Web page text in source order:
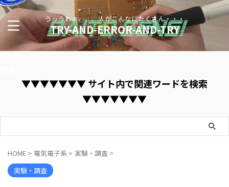
うッうわぁ、、、人がこんなにたくさん・・・
TRY-AND-ERROR-AND-TRY
▼▼▼▼▼▼▼ サイト内で関連ワードを検索
▼▼▼▼▼▼▼
HOME > 電気電子系 > 実験・調査 >
実験・調査